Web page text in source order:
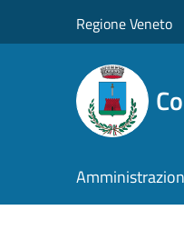
Regione Veneto